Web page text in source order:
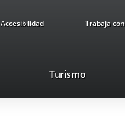
Accesibilidad Trabaja
TurismoThis
will